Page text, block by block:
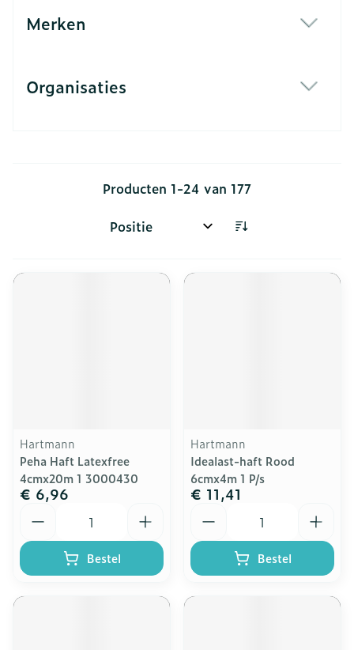
Merken
Organisaties
Producten 1-24 van 177
Sorteer op:
Hartmann
Peha Haft Latexfree
4cmx20m 1 3000430
€ 6,96
Bestel
Hartmann
Idealast-haft Rood
6cmx4m 1 P/s
€ 11,41
Bestel